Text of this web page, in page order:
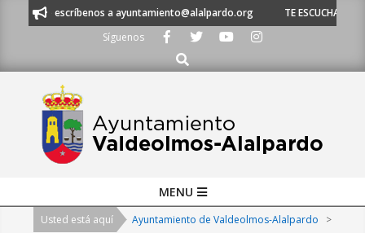
o escríbenos a ayuntamiento@alalpardo.org
TE ESCUCHAMOS -
Síguenos
Buscar
Navigation
MENU
Usted está aquí Ayuntamiento de Valdeolmos-Alalpardo
>